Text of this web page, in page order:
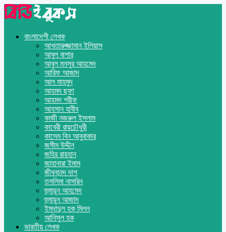
বাংলাদেশী লেখক
আখতারুজ্জামান ইলিয়াস
আবুল বাশার
আবুল মনসুর আহমেদ
আরিফ আজাদ
আল মাহমুদ
আহমদ ছফা
আহমদ শরীফ
আহসান হাবীব
কাজী নজরুল ইসলাম
কাবেরী রায়চৌধুরী
কাসেম বিন আবুবাকার
জসীম উদ্দীন
জহির রায়হান
জাহানারা ইমাম
জীবনানন্দ দাশ
তসলিমা নাসরিন
হুমায়ূন আহমেদ
হুমায়ুন আজাদ
ইমদাদুল হক মিলন
আনিসুল হক
ভারতীয় লেখক